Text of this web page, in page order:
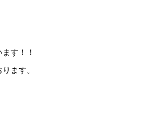
す！！
ます。